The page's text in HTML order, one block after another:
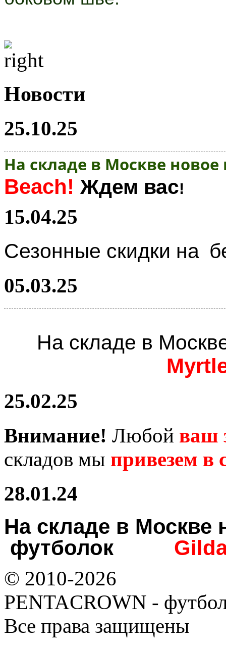
Новости
25.10.25
На складе в Москве
Beach! Ждем вас!
15.04.25
Сезонные скидки на
05.03.25
На складе в
25.02.25
Внимание! Любой ваш
складов мы привезем в
28.01.24
На складе в
футболок
© 2010-2026
PENTACROWN -
Все права защищены